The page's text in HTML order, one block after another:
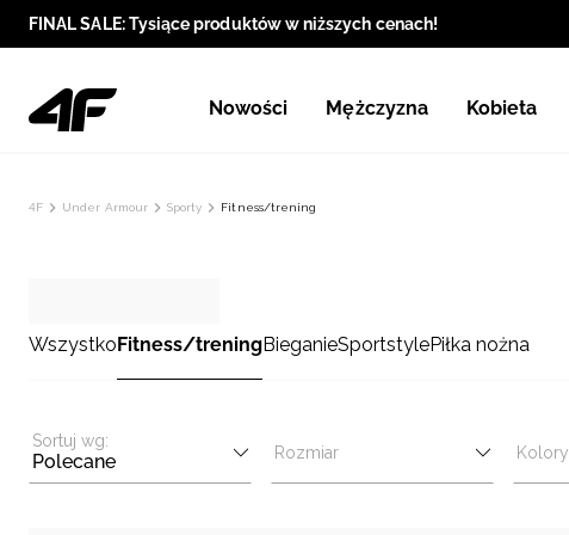
FINAL SALE: Tysiące produktów w niższych cenach!
Nowości Mężczyzna Kobieta
4F Under Armour Sporty Fitness/trening
Wszystko Fitness/treningBieganieSportstylePiłka nożna
Sortuj wg:
Polecane Rozmiar Kolory